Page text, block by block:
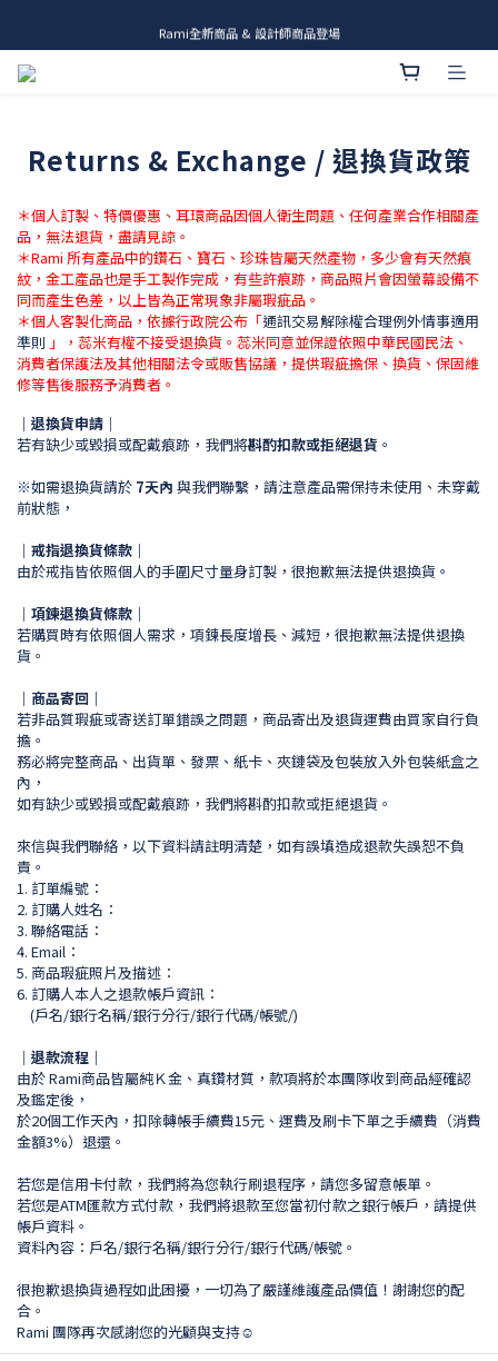
me.ie & A-Y2 新發售
Rami全新商品 & 設計師商品登場
Returns & Exchange / 退換貨政策
＊個人訂製、特價優惠、耳環商品因個人衛生問題、任何產業合作相關產
品，無法退貨，盡請見諒。
＊Rami 所有產品中的鑽石、寶石、珍珠皆屬天然產物，多少會有天然痕
紋，金工產品也是手工製作完成，有些許痕跡， 商品照片會因螢幕設備不
同而產生色差，以上皆為正常現象非屬瑕疵品。
＊個人客製化商品，依據行政院公布「通訊交易解除權合理例外情事適用
準則 」，蕊米有權不接受退換貨。 蕊米同意並保證依照中華民國民法、
消費者保護法及其他相關法令或販售協議，提供瑕疵擔保、換貨、保固維
修等售後服務予消費者。
｜退換貨申請｜
若有缺少或毀損或配戴痕跡，我們將斟酌扣款或拒絕退貨 。
※如需退換貨請於 7天內 與我們聯繫，請注意產品需保持未使用、未穿戴
前狀態，
｜戒指退換貨條款｜
由於戒指皆依照個人的手圍尺寸量身訂製，很抱歉無法提供退換貨。
｜項鍊退換貨條款｜
若購買時有依照個人需求，項鍊長度增長、減短，很抱歉無法提供退換
貨。
｜商品寄回｜
若非品質瑕疵或寄送訂單錯誤之問題，商品寄出及退貨運費由買家自行負
擔。
務必將完整商品、出貨單、發票、紙卡、夾鏈袋及包裝放入外包裝紙盒之
內，
如有缺少或毀損或配戴痕跡，我們將斟酌扣款或拒絕退貨。
來信與我們聯絡，以下資料請註明清楚，如有誤填造成退款失誤恕不負
責。
1. 訂單編號：
2. 訂購人姓名：
3. 聯絡電話：
4. Email：
5. 商品瑕疵照片及描述：
6. 訂購人本人之退款帳戶資訊：
(戶名/銀行名稱/銀行分行/銀行代碼/帳號/)
｜退款流程｜
由於 Rami商品皆屬純Ｋ金、真鑽材質，款項將於本團隊收到商品經確認
及鑑定後，
於20個工作天內，扣除轉帳手續費15元、運費及刷卡下單之手續費（消費
金額3%）退還。
若您是信用卡付款，我們將為您執行刷退程序，請您多留意帳單。
若您是ATM匯款方式付款，我們將退款至您當初付款之銀行帳戶，請提供
帳戶資料。
資料內容：戶名/銀行名稱/銀行分行/銀行代碼/帳號。
很抱歉退換貨過程如此困擾，一切為了嚴謹維護產品價值！謝謝您的配
合。
Rami 團隊再次感謝您的光顧與支持☺︎